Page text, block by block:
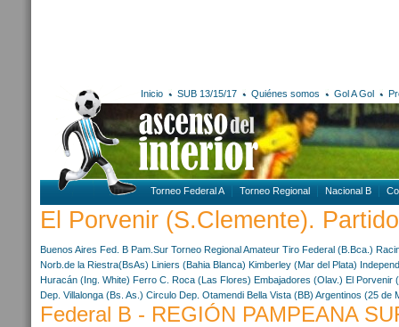
Inicio SUB 13/15/17 Quiénes somos Gol A Gol
Torneo Federal A Torneo Regional Nacional B
El Porvenir (S.Clemente).
Buenos Aires Fed. B Pam.Sur Torneo Regional Amateur Tiro Federal (B.Bca.)
Norb.de la Riestra(BsAs) Liniers (Bahia Blanca) Kimberley (Mar del Plata)
Huracán (Ing. White) Ferro C. Roca (Las Flores) Embajadores (Olav.) El Porvenir
Dep. Villalonga (Bs. As.) Circulo Dep. Otamendi Bella Vista (BB) Argentinos (25 de
Federal B - REGIÓN PAMPEANA